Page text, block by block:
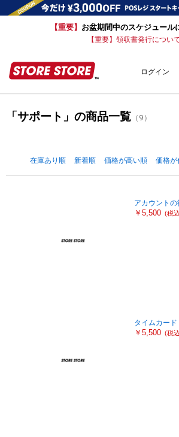
【重要】 お盆期間中のスケジュール
【重要】領収書発行につい
ログイン
「サポート」の商品一覧 （9）
在庫あり順 新着順 価格が高い順 価格が
アカウントの
￥5,500 (税
タイムカー
￥5,500 (税